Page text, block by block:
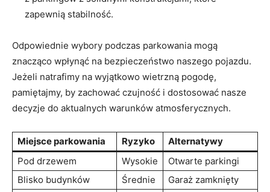
zapewnią⁤ stabilność.
Odpowiednie wybory podczas ​parkowania mogą⁢
znacząco ⁤wpłynąć na ‌bezpieczeństwo naszego⁤ pojazdu.
Jeżeli natrafimy na wyjątkowo ⁢wietrzną ​pogodę, ​
pamiętajmy, by zachować czujność ⁢i dostosować nasze⁢
decyzje do aktualnych warunków ‍atmosferycznych.
Miejsce parkowania Ryzyko
Alternatywy
Pod ⁣drzewem
Wysokie
Otwarte‍ parkingi
Blisko budynków
Średnie
Garaż zamknięty